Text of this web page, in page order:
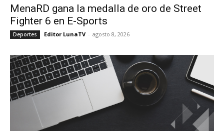
MenaRD gana la medalla de oro de Street
Fighter 6 en E-Sports
Deportes Editor LunaTV - agosto 8, 2026